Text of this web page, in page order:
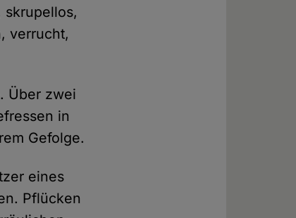
skrupellos,
verrucht,
Über zwei
in
Gefolge.
eines
Pflücken